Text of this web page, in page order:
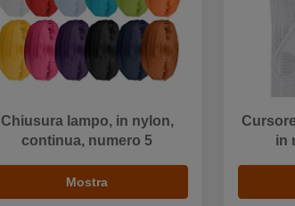
Chiusura lampo, in nylon,
continua, numero 5
Mostra
in